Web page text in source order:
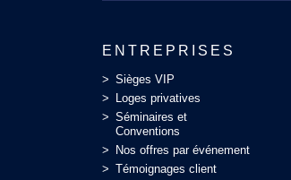
ENTREPRISES
Sièges VIP
Loges privatives
Séminaires et
Conventions
Nos offres par événement
Témoignages client